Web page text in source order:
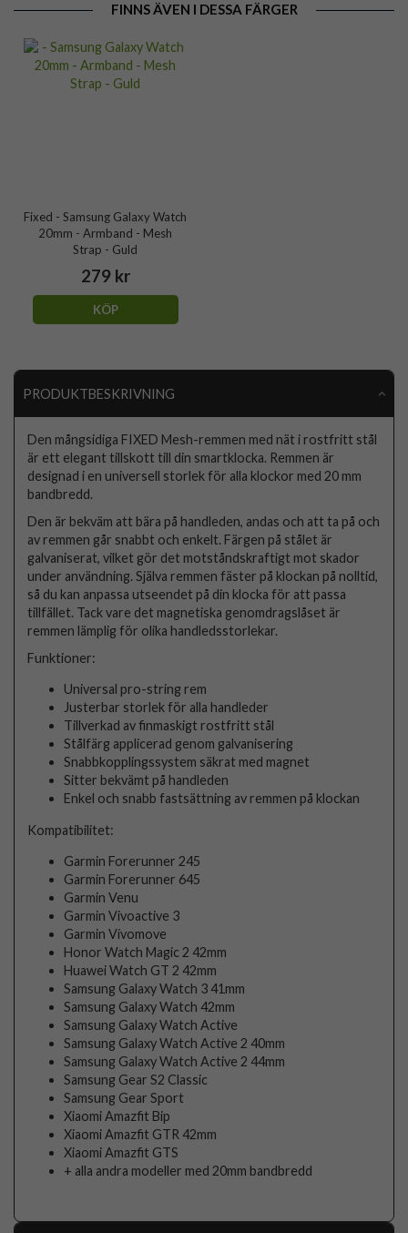
FINNS ÄVEN I DESSA FÄRGER
Fixed - Samsung Galaxy Watch
20mm - Armband - Mesh
Strap - Guld
279 kr
KÖP
PRODUKTBESKRIVNING
Den mångsidiga FIXED Mesh-remmen med nät i rostfritt stål
är ett elegant tillskott till din smartklocka. Remmen är
designad i en universell storlek för alla klockor med 20 mm
bandbredd.
Den är bekväm att bära på handleden, andas och att ta på och
av remmen går snabbt och enkelt. Färgen på stålet är
galvaniserat, vilket gör det motståndskraftigt mot skador
under användning. Själva remmen fäster på klockan på nolltid,
så du kan anpassa utseendet på din klocka för att passa
tillfället. Tack vare det magnetiska genomdragslåset är
remmen lämplig för olika handledsstorlekar.
Funktioner:
Universal pro-string rem
Justerbar storlek för alla handleder
Tillverkad av finmaskigt rostfritt stål
Stålfärg applicerad genom galvanisering
Snabbkopplingssystem säkrat med magnet
Sitter bekvämt på handleden
Enkel och snabb fastsättning av remmen på klockan
Kompatibilitet:
Garmin Forerunner 245
Garmin Forerunner 645
Garmin Venu
Garmin Vivoactive 3
Garmin Vívomove
Honor Watch Magic 2 42mm
Huawei Watch GT 2 42mm
Samsung Galaxy Watch 3 41mm
Samsung Galaxy Watch 42mm
Samsung Galaxy Watch Active
Samsung Galaxy Watch Active 2 40mm
Samsung Galaxy Watch Active 2 44mm
Samsung Gear S2 Classic
Samsung Gear Sport
Xiaomi Amazfit Bip
Xiaomi Amazfit GTR 42mm
Xiaomi Amazfit GTS
+ alla andra modeller med 20mm bandbredd